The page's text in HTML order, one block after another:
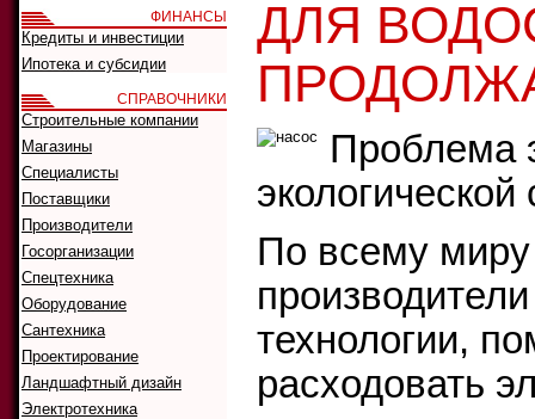
ДЛЯ
Проблема
По всему
технологии,
расходовать
ФИНАНСЫ
Кредиты и инвестиции
Ипотека и субсидии
СПРАВОЧНИКИ
Строительные компании
Магазины
Специалисты
Поставщики
Производители
Госорганизации
Спецтехника
Оборудование
Сантехника
Проектирование
Ландшафтный дизайн
Электротехника